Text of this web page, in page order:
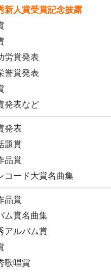
新人賞受賞記念披露
労賞発表
誉賞発表
発表など
発表
題賞
品賞
コード大賞名曲集
品賞
ム賞名曲集
アルバム賞
歌唱賞